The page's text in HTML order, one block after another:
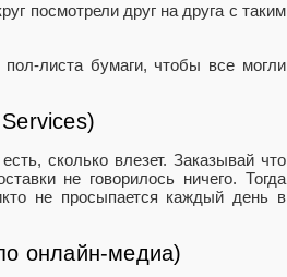
посмотрели друг на друга с таким
листа бумаги, чтобы все могли
сколько влезет. Заказывай что
не говорилось ничего. Тогда
не просыпается каждый день в
онлайн-медиа)